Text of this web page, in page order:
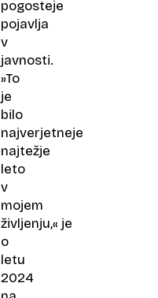
pogosteje
pojavlja
v
javnosti.
»To
je
bilo
najverjetneje
najtežje
leto
v
mojem
življenju,« je
o
letu
2024